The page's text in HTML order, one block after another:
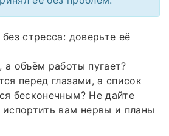
стресса: доверьте её
объём работы пугает?
перед глазами, а список
бесконечным? Не дайте
вам нервы и планы